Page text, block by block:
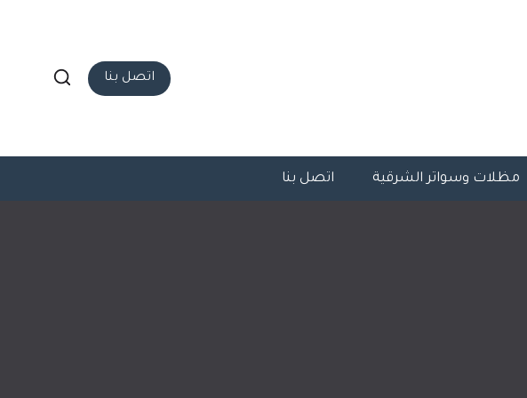
اتصل بنا
مظلات وسواتر الشرقية اتصل بنا